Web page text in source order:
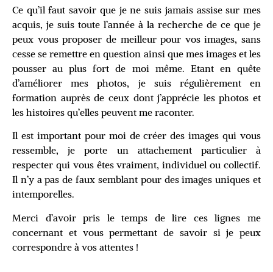
Ce qu’il faut savoir que je ne suis jamais assise sur mes
acquis, je suis toute l’année à la recherche de ce que je
peux vous proposer de meilleur pour vos images, sans
cesse se remettre en question ainsi que mes images et les
pousser au plus fort de moi même. Etant en quête
d’améliorer mes photos, je suis régulièrement en
formation auprès de ceux dont j’apprécie les photos et
les histoires qu’elles peuvent me raconter.
Il est important pour moi de créer des images qui vous
ressemble, je porte un attachement particulier à
respecter qui vous êtes vraiment, individuel ou collectif.
Il n’y a pas de faux semblant pour des images uniques et
intemporelles.
Merci d’avoir pris le temps de lire ces lignes me
concernant et vous permettant de savoir si je peux
correspondre à vos attentes !